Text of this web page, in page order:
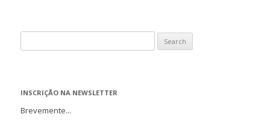
for:
INSCRIÇÃO NA NEWSLETTER
Brevemente...